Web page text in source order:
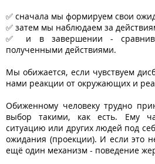
✅ сначала мы формируем свои
✅ затем мы наблюдаем за
✅ и в завершении -
полученными действиями.
Мы обижается, если чувствуем
нами реакции от окружающих и
Обиженному человеку трудно
выбор такими, как есть. Ему
ситуацию или других людей под
ожидания (проекции). И если это
ещё один механизм - поведение